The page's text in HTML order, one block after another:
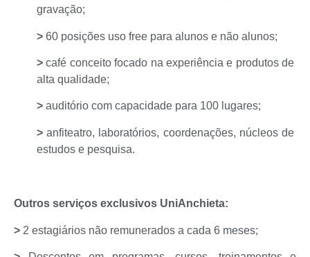
gravação;
> 60 posições uso free para alunos e não alunos;
> café conceito focado na experiência e produtos de
alta qualidade;
> auditório com capacidade para 100 lugares;
> anfiteatro, laboratórios, coordenações, núcleos de
estudos e pesquisa.
Outros serviços exclusivos UniAnchieta:
> 2 estagiários não remunerados a cada 6 meses;